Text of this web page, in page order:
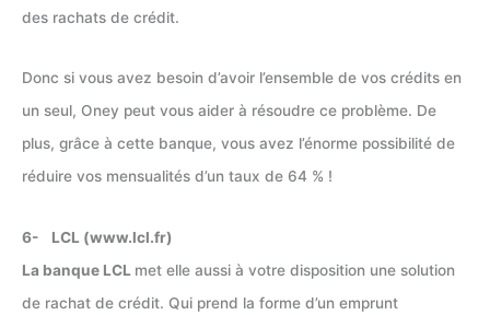
des rachats de crédit.
Donc si vous avez besoin d’avoir l’ensemble de vos crédits en
un seul, Oney peut vous aider à résoudre ce problème. De
plus, grâce à cette banque, vous avez l’énorme possibilité de
réduire vos mensualités d’un taux de 64 % !
6- LCL (www.lcl.fr)
La banque LCL met elle aussi à votre disposition une solution
de rachat de crédit. Qui prend la forme d’un emprunt